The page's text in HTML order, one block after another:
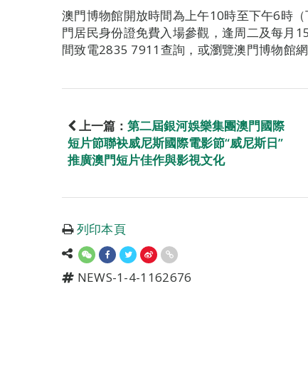
澳門博物館開放時間為上午10時至下午6時
門居民身份證免費入場參觀，逢周二及每月
間致電2835 7911查詢，或瀏覽澳門博物館
上一篇： 第二屆銀河娛樂集團澳門國際
短片節聯袂威尼斯國際電影節“威尼斯日”
推廣澳門短片佳作與影視文化
列印本頁
NEWS-1-4-1162676